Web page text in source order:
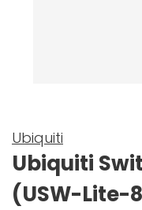
Ubiquiti
Ubiquiti
(USW-Lite-